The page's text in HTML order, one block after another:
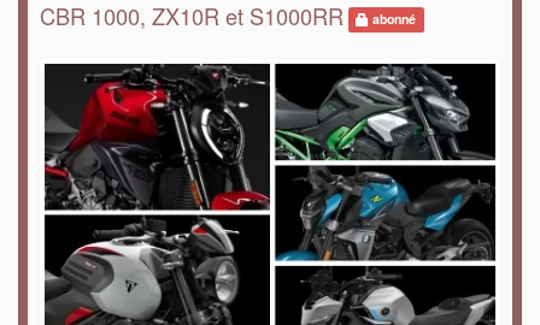
CBR 1000, ZX10R et S1000RR
abonné